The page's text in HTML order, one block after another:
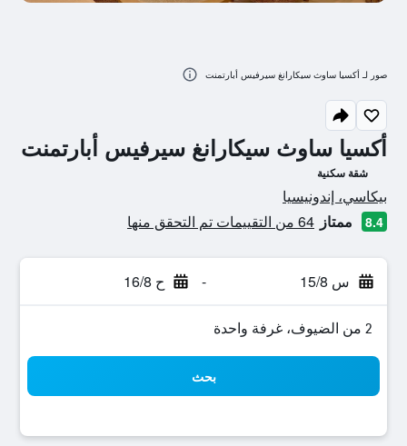
أكسيا ساوث سيكارانغ سيرفيس أبارتمنت
شقة سكنية
تقييم فئة 0
بيكاسي، إندونيسيا
8.4 ممتاز 64 من التقييمات تم التحقق منها
س 15/8 - ح 16/8
2 من الضيوف، غرفة واحدة
بحث
صور لـ أكسيا ساوث سيكارانغ سيرفيس أبارتمنت